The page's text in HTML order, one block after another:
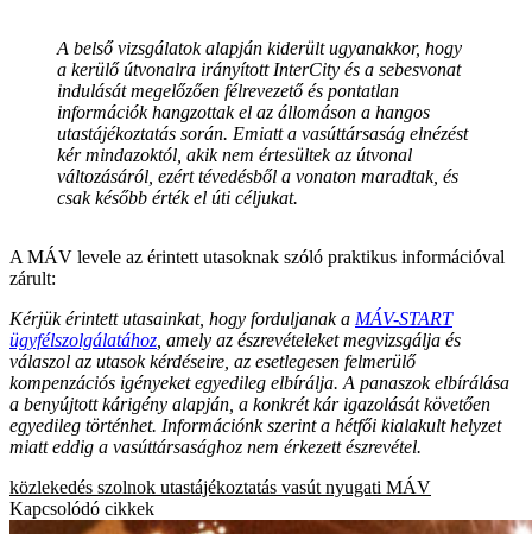
A belső vizsgálatok alapján kiderült ugyanakkor, hogy
a kerülő útvonalra irányított InterCity és a sebesvonat
indulását megelőzően félrevezető és pontatlan
információk hangzottak el az állomáson a hangos
utastájékoztatás során. Emiatt a vasúttársaság elnézést
kér mindazoktól, akik nem értesültek az útvonal
változásáról, ezért tévedésből a vonaton maradtak, és
csak később érték el úti céljukat.
A MÁV levele az érintett utasoknak szóló praktikus információval
zárult:
Kérjük érintett utasainkat, hogy forduljanak a MÁV-START
ügyfélszolgálatához , amely az észrevételeket megvizsgálja és
válaszol az utasok kérdéseire, az esetlegesen felmerülő
kompenzációs igényeket egyedileg elbírálja. A panaszok elbírálása
a benyújtott kárigény alapján, a konkrét kár igazolását követően
egyedileg történhet. Információnk szerint a hétfői kialakult helyzet
miatt eddig a vasúttársasághoz nem érkezett észrevétel.
közlekedés szolnok utastájékoztatás vasút nyugati MÁV
Kapcsolódó cikkek